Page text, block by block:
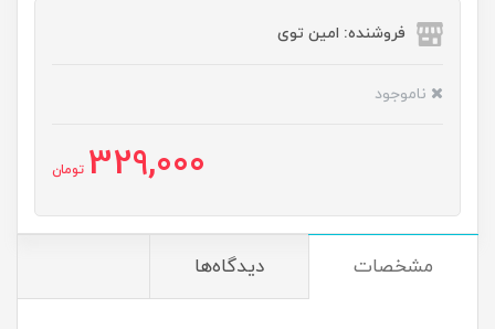
فروشنده: امین توی
ناموجود
329,000 تومان
مشخصات دیدگاه‌ها